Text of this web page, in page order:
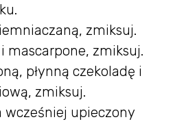
zmiksuj.
mascarpone, zmiksuj.
płynną czekoladę i
zmiksuj.
wcześniej upieczony